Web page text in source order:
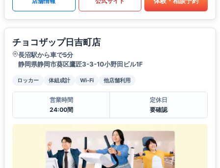
チョコザップ日吉町店
長沼駅から車で5分
静岡県静岡市葵区鷹匠3-3-10小野田ビル1F
ロッカー 体組成計 Wi-Fi 他店舗利用
営業時間
24:00間
定休日
要確認